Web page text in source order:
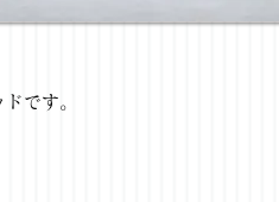
です。